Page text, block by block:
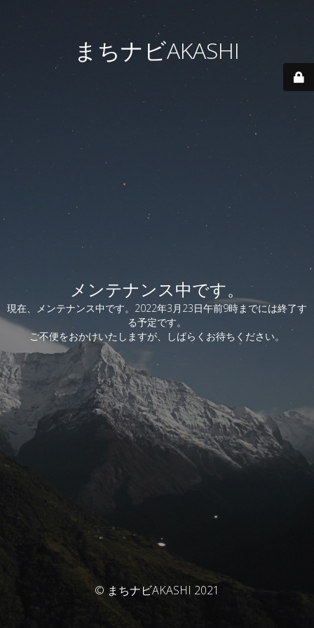
まちナビAKASHI
メンテナンス中です。
現在、メンテナンス中です。2022年3月23日午前9時までには終了す
る予定です。
ご不便をおかけいたしますが、しばらくお待ちください。
© まちナビAKASHI 2021